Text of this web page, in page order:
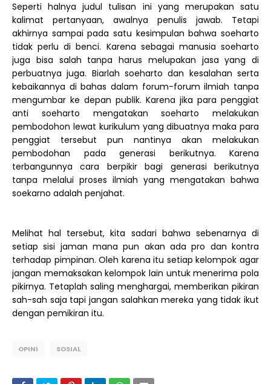
Seperti halnya judul tulisan ini yang merupakan satu
kalimat pertanyaan, awalnya penulis jawab. Tetapi
akhirnya sampai pada satu kesimpulan bahwa soeharto
tidak perlu di benci. Karena sebagai manusia soeharto
juga bisa salah tanpa harus melupakan jasa yang di
perbuatnya juga. Biarlah soeharto dan kesalahan serta
kebaikannya di bahas dalam forum-forum ilmiah tanpa
mengumbar ke depan publik. Karena jika para penggiat
anti soeharto mengatakan soeharto melakukan
pembodohon lewat kurikulum yang dibuatnya maka para
penggiat tersebut pun nantinya akan melakukan
pembodohan pada generasi berikutnya. Karena
terbangunnya cara berpikir bagi generasi berikutnya
tanpa melalui proses ilmiah yang mengatakan bahwa
soekarno adalah penjahat.
Melihat hal tersebut, kita sadari bahwa sebenarnya di
setiap sisi jaman mana pun akan ada pro dan kontra
terhadap pimpinan. Oleh karena itu setiap kelompok agar
jangan memaksakan kelompok lain untuk menerima pola
pikirnya. Tetaplah saling menghargai, memberikan pikiran
sah-sah saja tapi jangan salahkan mereka yang tidak ikut
dengan pemikiran itu.
OPINI SOSIAL